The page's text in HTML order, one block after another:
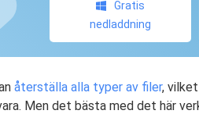
Gratis
nedladdning
återställa alla typer av filer,
Men det bästa med det här